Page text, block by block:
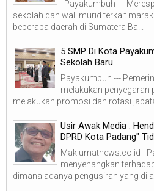
Payakumbuh ---
sekolah dan wali murid terkait
beberapa daerah di Sumatera Ba...
5 SMP Di Kota
Sekolah Baru
Payakumbuh ---
melakukan penyegaran
melakukan promosi dan rotasi
Usir Awak Media :
DPRD Kota Padang"
Maklumatnews.co.id -
menyenangkan
dimana adanya pengusiran yang